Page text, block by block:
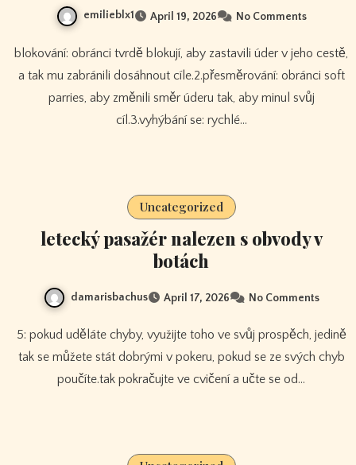
emilieblx1 April 19, 2026 No Comments
blokování: obránci tvrdě blokují, aby zastavili úder v jeho cestě,
a tak mu zabránili dosáhnout cíle.2.přesměrování: obránci soft
parries, aby změnili směr úderu tak, aby minul svůj
cíl.3.vyhýbání se: rychlé…
Uncategorized
letecký pasažér nalezen s obvody v
botách
damarisbachus April 17, 2026 No Comments
5: pokud uděláte chyby, využijte toho ve svůj prospěch, jedině
tak se můžete stát dobrými v pokeru, pokud se ze svých chyb
poučíte.tak pokračujte ve cvičení a učte se od…